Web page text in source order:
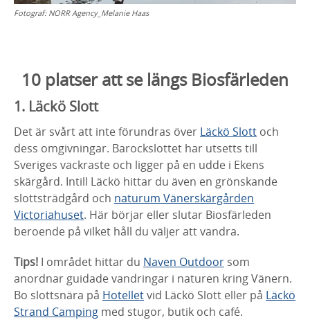
Fotograf: NORR Agency_Melanie Haas
10 platser att se längs Biosfärleden
1. Läckö Slott
Det är svårt att inte förundras över Läckö Slott och
dess omgivningar. Barockslottet har utsetts till
Sveriges vackraste och ligger på en udde i Ekens
skärgård. Intill Läckö hittar du även en grönskande
slottsträdgård och naturum Vänerskärgården
Victoriahuset. Här börjar eller slutar Biosfärleden
beroende på vilket håll du väljer att vandra.
Tips! I området hittar du Naven Outdoor som
anordnar guidade vandringar i naturen kring Vänern.
Bo slottsnära på Hotelletvid Läckö Slott eller på Läckö
Strand Camping med stugor, butik och café.